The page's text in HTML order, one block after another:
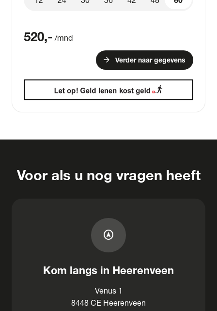
520,- /mnd
arrow_forward Verder naar gegevens
Voor als u nog vragen heeft
assistant_navigation
Kom langs in Heerenveen
Venus 1
8448 CE Heerenveen